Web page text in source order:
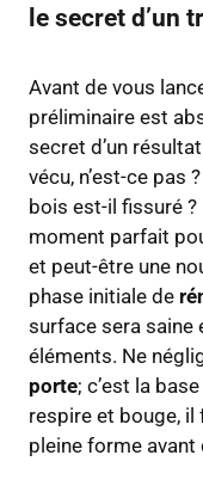
le secret d’un
Avant de vous
préliminaire est
secret d’un
vécu, n’est-ce pas
bois est-il fissuré ?
moment parfait
et peut-être une
phase initiale de
surface sera saine
éléments. Ne
porte; c’est la
respire et bouge, il
pleine forme avant